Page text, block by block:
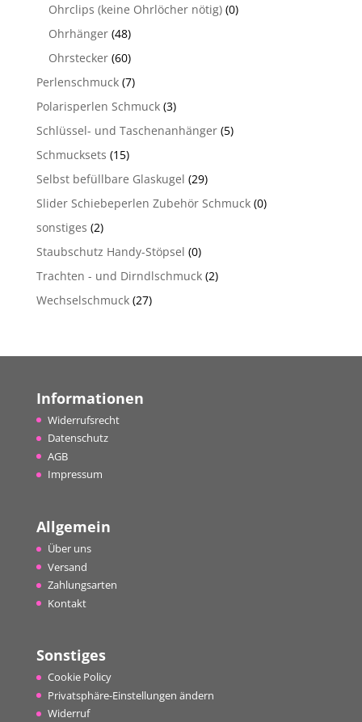
Ohrclips (keine Ohrlöcher nötig) (0)
Ohrhänger (48)
Ohrstecker (60)
Perlenschmuck (7)
Polarisperlen Schmuck (3)
Schlüssel- und Taschenanhänger (5)
Schmucksets (15)
Selbst befüllbare Glaskugel (29)
Slider Schiebeperlen Zubehör Schmuck (0)
sonstiges (2)
Staubschutz Handy-Stöpsel (0)
Trachten - und Dirndlschmuck (2)
Wechselschmuck (27)
Informationen
Widerrufsrecht
Datenschutz
AGB
Impressum
Allgemein
Über uns
Versand
Zahlungsarten
Kontakt
Sonstiges
Cookie Policy
Privatsphäre-Einstellungen ändern
Widerruf